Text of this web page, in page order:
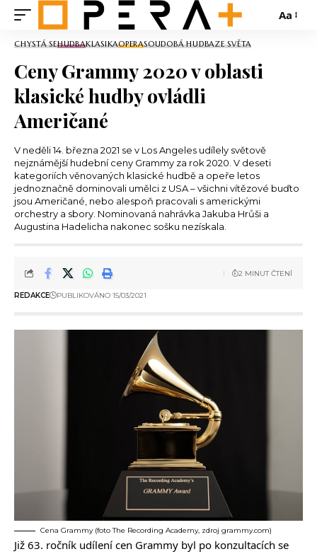
Aa
CHYSTÁ SEHUDBAKLASIKAOPERASOUDOBÁ HUDBAZE SVĚTA
Ceny Grammy 2020 v oblasti
klasické hudby ovládli
Američané
V neděli 14. března 2021 se v Los Angeles udílely světově
nejznámější hudební ceny Grammy za rok 2020. V deseti
kategoriích věnovaných klasické hudbě a opeře letos
jednoznačně dominovali umělci z USA – všichni vítězové buďto
jsou Američané, nebo alespoň pracovali s americkými
orchestry a sbory. Nominovaná nahrávka Jakuba Hrůši a
Augustina Hadelicha nakonec sošku nezískala.
REDAKCE PUBLIKOVÁNO 15/03/2021
2 MINUT ČTENÍ
Cena Grammy (foto The Recording Academy, zdroj grammy.com)
Již 63. ročník udílení cen Grammy byl po konzultacích se